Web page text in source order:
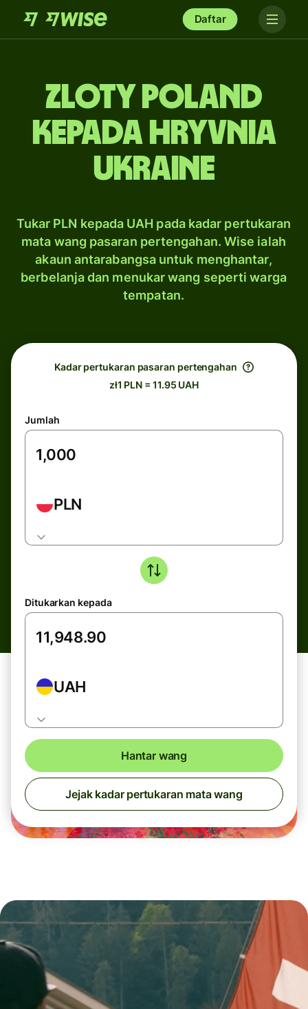
Daftar
zloty Poland
kepada hryvnia
Ukraine
Tukar PLN kepada UAH pada kadar pertukaran
mata wang pasaran pertengahan. Wise ialah
akaun antarabangsa untuk menghantar,
berbelanja dan menukar wang seperti warga
tempatan.
Kadar pertukaran pasaran pertengahan
zł1 PLN = 11.95 UAH
Jumlah
PLN
Ditukarkan kepada
UAH
Hantar wang
Jejak kadar pertukaran mata wang